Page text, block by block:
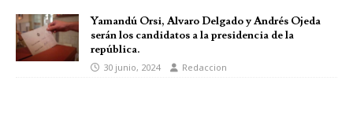
Yamandú Orsi, Alvaro Delgado y Andrés Ojeda
serán los candidatos a la presidencia de la
república.
30 junio, 2024 Redaccion